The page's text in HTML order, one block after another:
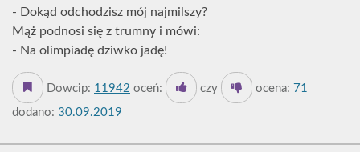
- Dokąd odchodzisz mój najmilszy?
Mąż podnosi się z trumny i mówi:
- Na olimpiadę dziwko jadę!
Dowcip: 11942 oceń: czy ocena: 71
dodano: 30.09.2019